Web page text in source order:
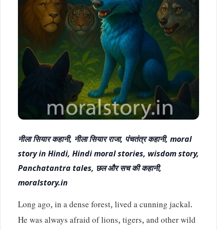
नीला सियार कहानी, नीला सियार राजा, पंचतंत्र कहानी, moral
story in Hindi, Hindi moral stories, wisdom story,
Panchatantra tales, छल और सच की कहानी,
moralstory.in
Long ago, in a dense forest, lived a cunning jackal.
He was always afraid of lions, tigers, and other wild